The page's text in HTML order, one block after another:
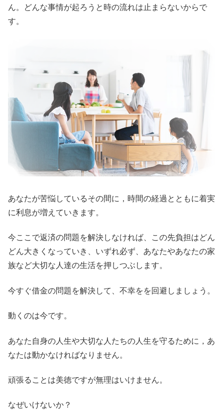
ん。どんな事情が起ろうと時の流れは止まらないからで
す。
あなたが苦悩しているその間に，時間の経過とともに着実
に利息が増えていきます。
今ここで返済の問題を解決しなければ、この先負担はどん
どん大きくなっていき、いずれ必ず、あなたやあなたの家
族など大切な人達の生活を押しつぶします。
今すぐ借金の問題を解決して、不幸をを回避しましょう。
動くのは今です。
あなた自身の人生や大切な人たちの人生を守るために，あ
なたは動かなければなりません。
頑張ることは美徳ですが無理はいけません。
なぜいけないか？